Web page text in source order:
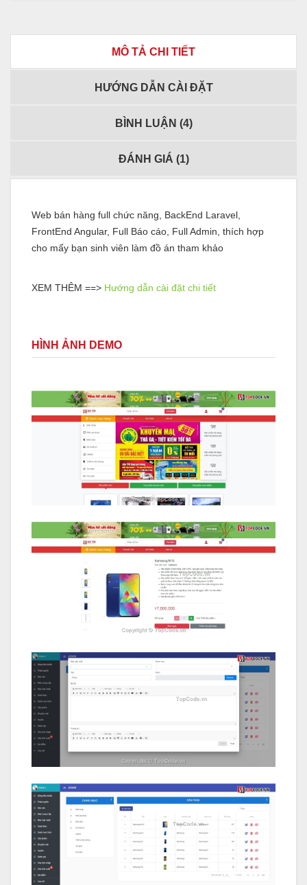
MÔ TẢ CHI TIẾT
HƯỚNG DẪN CÀI ĐẶT
BÌNH LUẬN (4)
ĐÁNH GIÁ (1)
Web bán hàng full chức năng, BackEnd Laravel,
FrontEnd Angular, Full Báo cáo, Full Admin, thích hợp
cho mấy bạn sinh viên làm đồ án tham khảo
XEM THÊM ==> Hướng dẫn cài đặt chi tiết
HÌNH ẢNH DEMO